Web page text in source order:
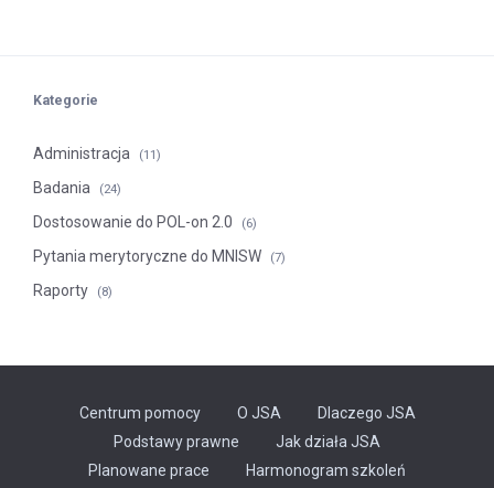
Kategorie
Administracja (11)
Badania (24)
Dostosowanie do POL-on 2.0 (6)
Pytania merytoryczne do MNISW (7)
Raporty (8)
Centrum pomocy O JSA
Dlaczego JSA
Podstawy prawne
Jak działa JSA
Planowane prace
Harmonogram szkoleń